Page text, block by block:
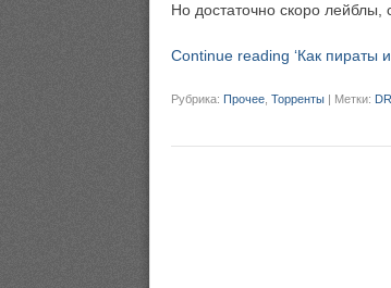
Но достаточно скоро лейблы,
Continue reading ‘Как пираты
Рубрика: Прочее Торренты | Метки: